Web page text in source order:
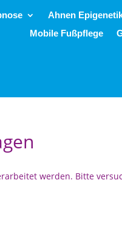
Ahnen
Mobile Fußpflege
werden. Bitte